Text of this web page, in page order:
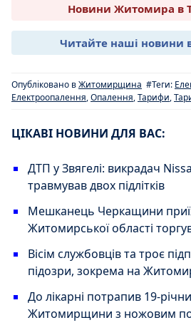
Новини Житомира в
Читайте наші новини
Опубліковано вЖитомирщина #Теги:
Електроопалення,Опалення,Тарифи,
ЦІКАВІ НОВИНИ ДЛЯ ВАС:
ДТП у Звягелі: викрадач
травмував двох підлітків
Мешканець Черкащини
Житомирської області
Вісім службовців та троє
підозри, зокрема на
До лікарні потрапив 19-
Житомирщини з ножовим